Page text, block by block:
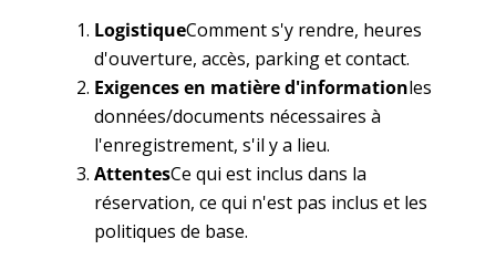
LogistiqueComment s'y rendre, heures
d'ouverture, accès, parking et contact.
Exigences en matière d'informationles
données/documents nécessaires à
l'enregistrement, s'il y a lieu.
AttentesCe qui est inclus dans la
réservation, ce qui n'est pas inclus et les
politiques de base.